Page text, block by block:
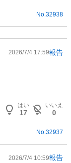
No.32938
2026/7/4 17:59報告
はい
17
いいえ
0
No. 32937
2026/7/4 10:59報告